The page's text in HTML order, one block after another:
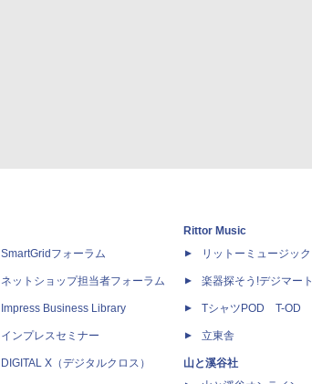
SmartGridフォーラム
ネットショップ担当者フォーラム
Impress Business Library
インプレスセミナー
DIGITAL X（デジタルクロス）
Rittor Music
リットーミュージック
楽器探そう!デジマート
TシャツPOD T-OD
立東舎
山と溪谷社